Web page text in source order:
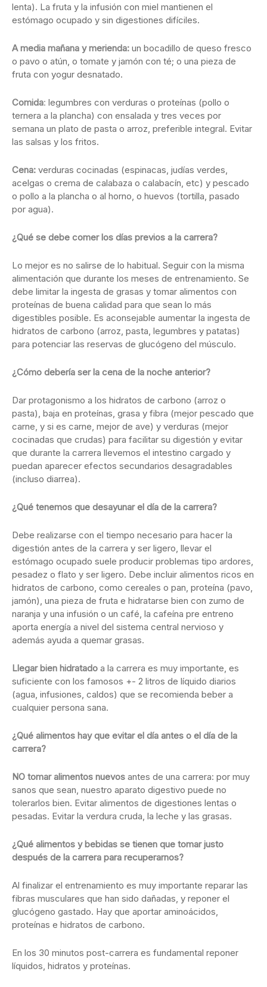
lenta). La fruta y la infusión con miel mantienen el
estómago ocupado y sin digestiones difíciles.
A media mañana y merienda: un bocadillo de queso fresco
o pavo o atún, o tomate y jamón con té; o una pieza de
fruta con yogur desnatado.
Comida: legumbres con verduras o proteínas (pollo o
ternera a la plancha) con ensalada y tres veces por
semana un plato de pasta o arroz, preferible integral. Evitar
las salsas y los fritos.
Cena: verduras cocinadas (espinacas, judías verdes,
acelgas o crema de calabaza o calabacín, etc) y pescado
o pollo a la plancha o al horno, o huevos (tortilla, pasado
por agua).
¿Qué se debe comer los días previos a la carrera?
Lo mejor es no salirse de lo habitual. Seguir con la misma
alimentación que durante los meses de entrenamiento. Se
debe limitar la ingesta de grasas y tomar alimentos con
proteínas de buena calidad para que sean lo más
digestibles posible. Es aconsejable aumentar la ingesta de
hidratos de carbono (arroz, pasta, legumbres y patatas)
para potenciar las reservas de glucógeno del músculo.
¿Cómo debería ser la cena de la noche anterior?
Dar protagonismo a los hidratos de carbono (arroz o
pasta), baja en proteínas, grasa y fibra (mejor pescado que
carne, y si es carne, mejor de ave) y verduras (mejor
cocinadas que crudas) para facilitar su digestión y evitar
que durante la carrera llevemos el intestino cargado y
puedan aparecer efectos secundarios desagradables
(incluso diarrea).
¿Qué tenemos que desayunar el día de la carrera?
Debe realizarse con el tiempo necesario para hacer la
digestión antes de la carrera y ser ligero, llevar el
estómago ocupado suele producir problemas tipo ardores,
pesadez o flato y ser ligero. Debe incluir alimentos ricos en
hidratos de carbono, como cereales o pan, proteína (pavo,
jamón), una pieza de fruta e hidratarse bien con zumo de
naranja y una infusión o un café, la cafeína pre entreno
aporta energía a nivel del sistema central nervioso y
además ayuda a quemar grasas.
Llegar bien hidratado a la carrera es muy importante, es
suficiente con los famosos +- 2 litros de líquido diarios
(agua, infusiones, caldos) que se recomienda beber a
cualquier persona sana.
¿Qué alimentos hay que evitar el día antes o el día de la
carrera?
NO tomar alimentos nuevos antes de una carrera: por muy
sanos que sean, nuestro aparato digestivo puede no
tolerarlos bien. Evitar alimentos de digestiones lentas o
pesadas. Evitar la verdura cruda, la leche y las grasas.
¿Qué alimentos y bebidas se tienen que tomar justo
después de la carrera para recuperarnos?
Al finalizar el entrenamiento es muy importante reparar las
fibras musculares que han sido dañadas, y reponer el
glucógeno gastado. Hay que aportar aminoácidos,
proteínas e hidratos de carbono.
En los 30 minutos post-carrera es fundamental reponer
líquidos, hidratos y proteínas.